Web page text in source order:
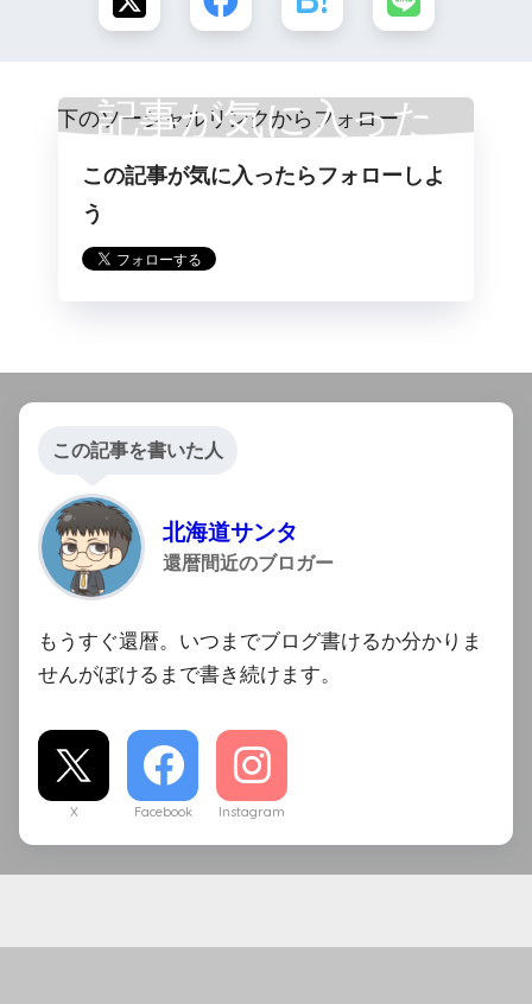
記事が気に入った
らフォロー
この記事が気に入ったらフォローしよ
う
この記事を書いた人
北海道サンタ
還暦間近のブロガー
もうすぐ還暦。いつまでブログ書けるか分かりま
せんがぼけるまで書き続けます。
X Facebook Instagram